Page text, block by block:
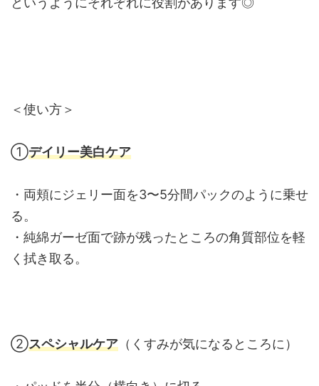
＜使い方＞
①デイリー美白ケア
・両頬にジェリー面を3〜5分間パックのように乗せ
る。
・純綿ガーゼ面で跡が残ったところの角質部位を軽
く拭き取る。
②スペシャルケア （くすみが気になるところに）